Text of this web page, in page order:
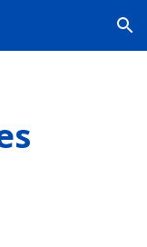
Skip to navigation